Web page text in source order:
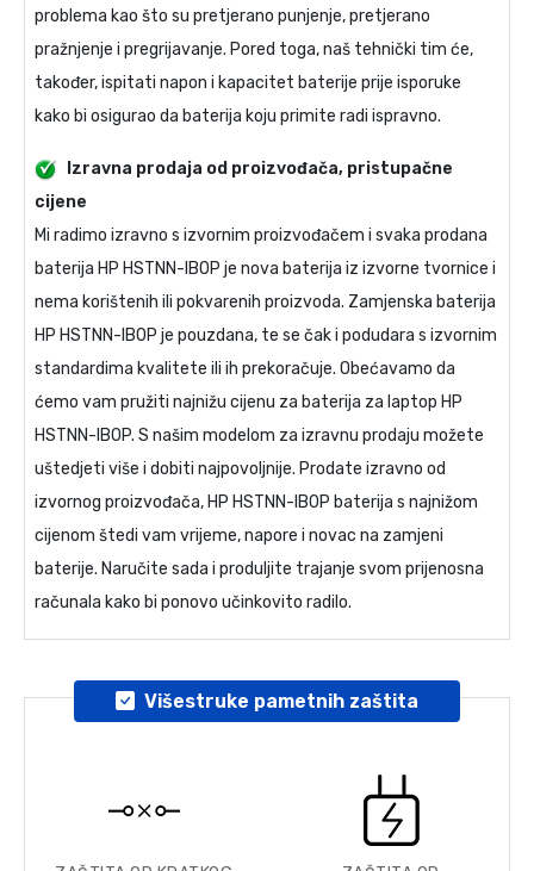
problema kao što su pretjerano punjenje, pretjerano
pražnjenje i pregrijavanje. Pored toga, naš tehnički tim će,
također, ispitati napon i kapacitet baterije prije isporuke
kako bi osigurao da baterija koju primite radi ispravno.
Izravna prodaja od proizvođača, pristupačne
cijene
Mi radimo izravno s izvornim proizvođačem i svaka prodana
baterija HP HSTNN-IB0P je nova baterija iz izvorne tvornice i
nema korištenih ili pokvarenih proizvoda. Zamjenska baterija
HP HSTNN-IB0P je pouzdana, te se čak i podudara s izvornim
standardima kvalitete ili ih prekoračuje. Obećavamo da
ćemo vam pružiti najnižu cijenu za baterija za laptop HP
HSTNN-IB0P. S našim modelom za izravnu prodaju možete
uštedjeti više i dobiti najpovoljnije. Prodate izravno od
izvornog proizvođača, HP HSTNN-IB0P baterija s najnižom
cijenom štedi vam vrijeme, napore i novac na zamjeni
baterije. Naručite sada i produljite trajanje svom prijenosna
računala kako bi ponovo učinkovito radilo.
Višestruke pametnih zaštita